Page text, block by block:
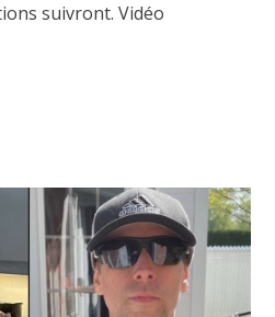
suivront. Vidéo